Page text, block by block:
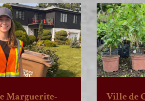
Marguerite- Ville de